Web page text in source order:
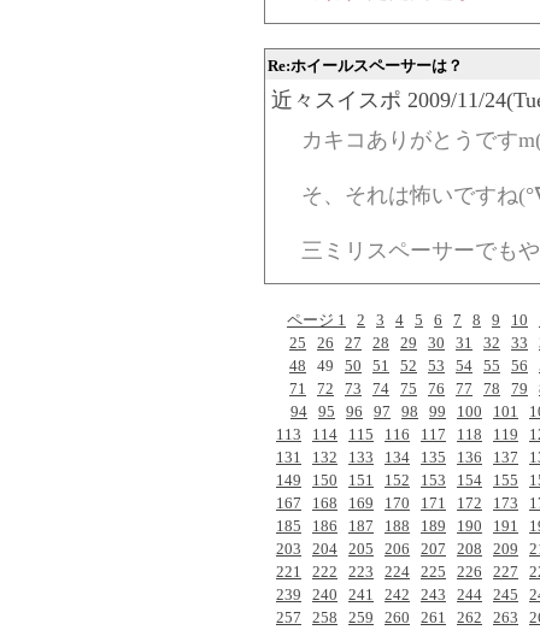
Re:ホイールスペーサーは？
近々スイスポ 2009/11/
カキコありがとうです
そ、それは怖いですね
三ミリスペーサーでも
ページ 1 2 3 4 5 6 7 8 9 10
25
26 27 28 29 30 31 32 33
48
49 50 51 52 53 54 55 56
71
72 73 74 75 76 77 78 79
94 95 96 97 98 99 100 101
113
114 115 116 117 118 119
131
132 133 134 135 136 137
149
150 151 152 153 154 155
167
168 169 170 171 172 173
185
186 187 188 189 190 191
203
204 205 206 207 208 209
221
222 223 224 225 226 227
239
240 241 242 243 244 245
257
258 259 260 261 262 263